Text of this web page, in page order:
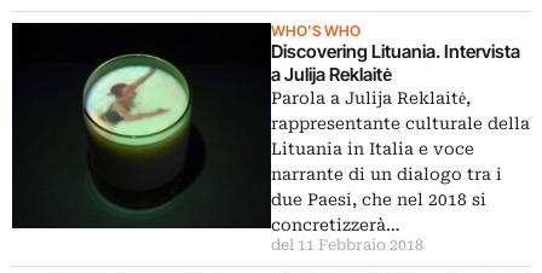
WHO'S WHO
Discovering Lituania. Intervista
a Julija Reklaitė
Parola a Julija Reklaitė,
rappresentante culturale della
Lituania in Italia e voce
narrante di un dialogo tra i
due Paesi, che nel 2018 si
concretizzerà…
del 11 Febbraio 2018